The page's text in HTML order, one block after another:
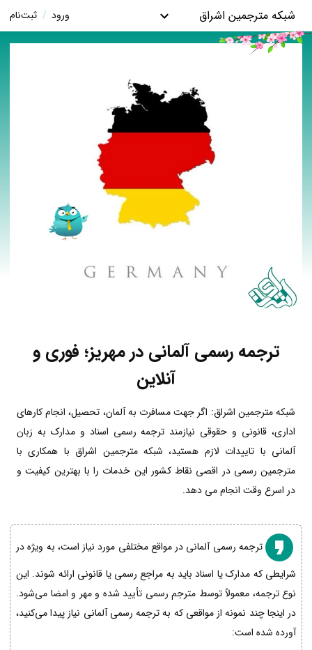
شبکه مترجمین اشراق ورود / ثبت‌نام
ترجمه رسمی آلمانی در مهریز؛ فوری و
آنلاین
شبکه مترجمین اشراق: اگر جهت مسافرت به آلمان، تحصیل، انجام کارهای
اداری، قانونی و حقوقی نیازمند ترجمه رسمی اسناد و مدارک به زبان
آلمانی با تاییدات لازم هستید، شبکه مترجمین اشراق با همکاری با
مترجمین رسمی در اقصی نقاط کشور این خدمات را با بهترین کیفیت و
در اسرع وقت انجام می دهد.
ترجمه رسمی آلمانی در مواقع مختلفی مورد نیاز است، به ویژه در
شرایطی که مدارک یا اسناد باید به مراجع رسمی یا قانونی ارائه شوند. این
نوع ترجمه، معمولاً توسط مترجم رسمی تأیید شده و مهر و امضا می‌شود.
در اینجا چند نمونه از مواقعی که به ترجمه رسمی آلمانی نیاز پیدا می‌کنید،
آورده شده است: